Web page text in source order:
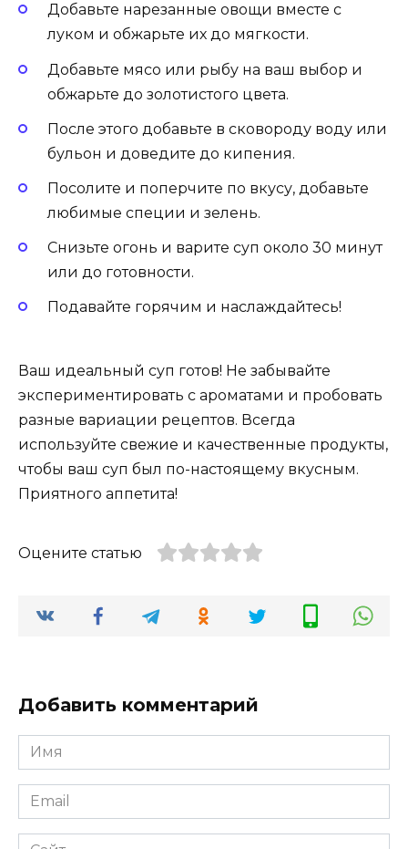
Добавьте нарезанные овощи вместе с
луком и обжарьте их до мягкости.
Добавьте мясо или рыбу на ваш выбор и
обжарьте до золотистого цвета.
После этого добавьте в сковороду воду или
бульон и доведите до кипения.
Посолите и поперчите по вкусу, добавьте
любимые специи и зелень.
Снизьте огонь и варите суп около 30 минут
или до готовности.
Подавайте горячим и наслаждайтесь!
Ваш идеальный суп готов! Не забывайте
экспериментировать с ароматами и пробовать
разные вариации рецептов. Всегда
используйте свежие и качественные продукты,
чтобы ваш суп был по-настоящему вкусным.
Приятного аппетита!
Оцените статью
Добавить комментарий
Имя
*
Email
*
Сайт